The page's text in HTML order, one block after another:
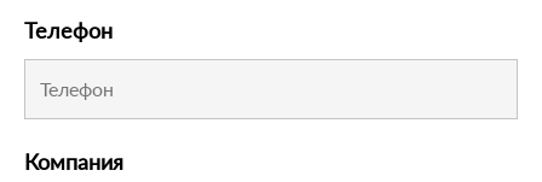
Телефон
Компания